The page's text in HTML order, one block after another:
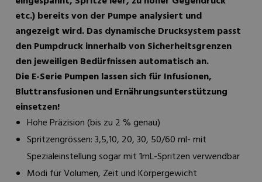
etc.) bereits von der Pumpe analysiert und
angezeigt wird. Das dynamische Drucksystem passt
den Pumpdruck innerhalb von Sicherheitsgrenzen
den jeweiligen Bedürfnissen automatisch an.
Die E-Serie Pumpen lassen sich für Infusionen,
Bluttransfusionen und Ernährungsunterstützung
einsetzen!
Hohe Präzision (bis zu 2 % genau)
Spritzengrössen: 3,5,10, 20, 30, 50/60 ml- mit
Spezialeinstellung sogar mit 1mL-Spritzen verwendbar
Modi für Volumen, Zeit und Körpergewicht